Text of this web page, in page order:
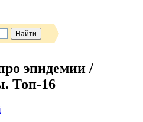
эпидемии /
Топ-16